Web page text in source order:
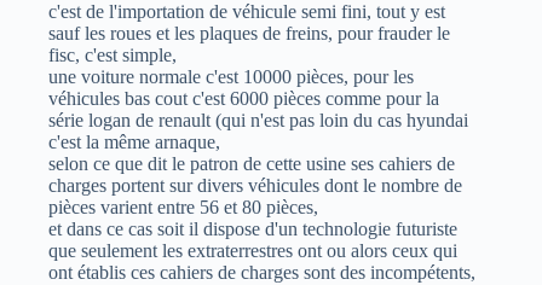
c'est de l'importation de véhicule semi fini, tout y est
sauf les roues et les plaques de freins, pour frauder le
fisc, c'est simple,
une voiture normale c'est 10000 pièces, pour les
véhicules bas cout c'est 6000 pièces comme pour la
série logan de renault (qui n'est pas loin du cas hyundai
c'est la même arnaque,
selon ce que dit le patron de cette usine ses cahiers de
charges portent sur divers véhicules dont le nombre de
pièces varient entre 56 et 80 pièces,
et dans ce cas soit il dispose d'un technologie futuriste
que seulement les extraterrestres ont ou alors ceux qui
ont établis ces cahiers de charges sont des incompétents,